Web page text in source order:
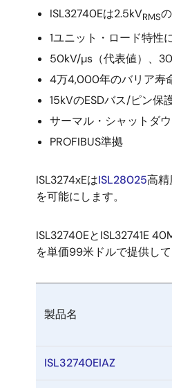
ISL32740Eは2.5kVRMS
1ユニット・ロード特性
50kV/µs（代表値）、
4万4,000年のバリア寿
15kVのESDバス/ピン保
サーマル・シャットダ
PROFIBUS準拠
ISL3274xEはISL28025高精
を可能にします。
ISL32740EとISL32741E
を単価99米ドルで提供し
製品名
ISL32740EIAZ